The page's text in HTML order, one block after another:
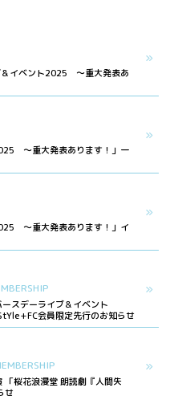
＆イベント2025 〜重大発表あ
〜重大発表あります！」一
〜重大発表あります！」イ
スデーライブ＆イベント
会員限定先行のお知らせ
「桜花浪漫堂 朗読劇『人間失
せ